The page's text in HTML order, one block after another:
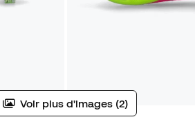
Voir plus d'images (2)